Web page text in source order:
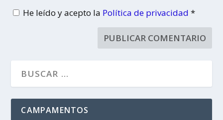
He leído y acepto la Política de privacidad*
CAMPAMENTOS